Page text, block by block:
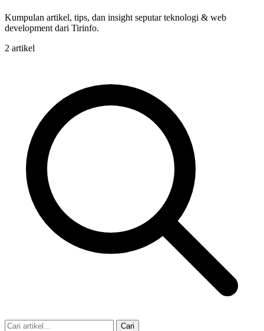
Kumpulan artikel, tips, dan insight seputar teknologi & web
development dari Tirinfo.
2 artikel
Cari